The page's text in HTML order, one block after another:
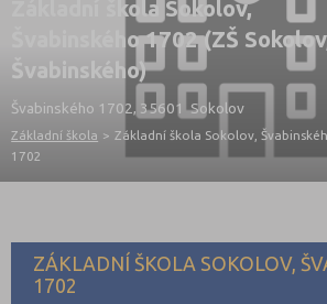
Základní škola Sokolov,
Švabinského 1702 (ZŠ
Švabinského)
Švabinského 1702, 35601 Sokolov
Základní škola > Základní škola Sokolov,
1702
ZÁKLADNÍ ŠKOLA SOKOLOV,
1702